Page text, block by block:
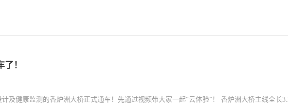
！
的香炉洲大桥正式通车！先通过视频带大家一起“云体验”！ 香炉洲大桥主线全长3.24